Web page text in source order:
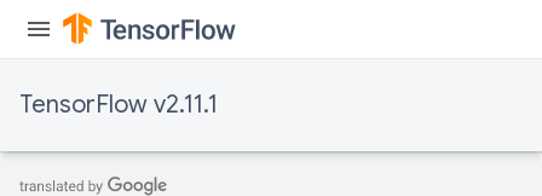
TensorFlow v2.11.1